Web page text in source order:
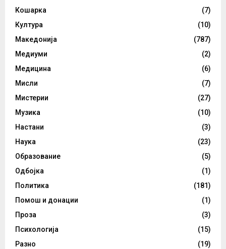
Кошарка
(7)
Култура
(10)
Македонија
(787)
Медиуми
(2)
Медицина
(6)
Мисли
(7)
Мистерии
(27)
Музика
(10)
Настани
(3)
Наука
(23)
Образование
(5)
Одбојка
(1)
Политика
(181)
Помош и донации
(1)
Проза
(3)
Психологија
(15)
Разно
(19)